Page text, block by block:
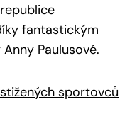
fantastickým
Paulusové.
sportovců